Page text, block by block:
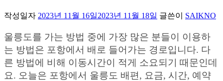
작성일자 2023년 11월 16일2023년 11월 18일 글쓴이 SAIKNO
울릉도를 가는 방법 중에 가장 많은 분들이 이용하
는 방법은 포항에서 배로 들어가는 경로입니다. 다
른 방법에 비해 이동시간이 적게 소요되기 때문인데
요. 오늘은 포항에서 울릉도 배편, 요금, 시간, 예약